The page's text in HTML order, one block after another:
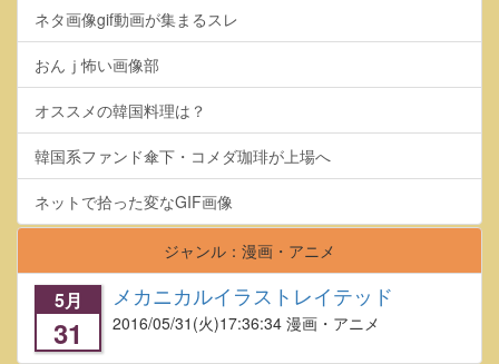
ネタ画像gif動画が集まるスレ
おんｊ怖い画像部
オススメの韓国料理は？
韓国系ファンド傘下・コメダ珈琲が上場へ
ネットで拾った変なGIF画像
ジャンル：漫画・アニメ
5月
31
メカニカルイラストレイテッド
2016/05/31 (火)17:36:34 漫画・アニメ